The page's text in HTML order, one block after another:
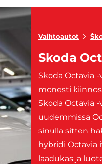
Vaihtoautot
Skoda
Skoda Octavia
monesti
Skoda Octavia
uudemmissa
sinulla sitten
hybridi Octavia
laadukas ja